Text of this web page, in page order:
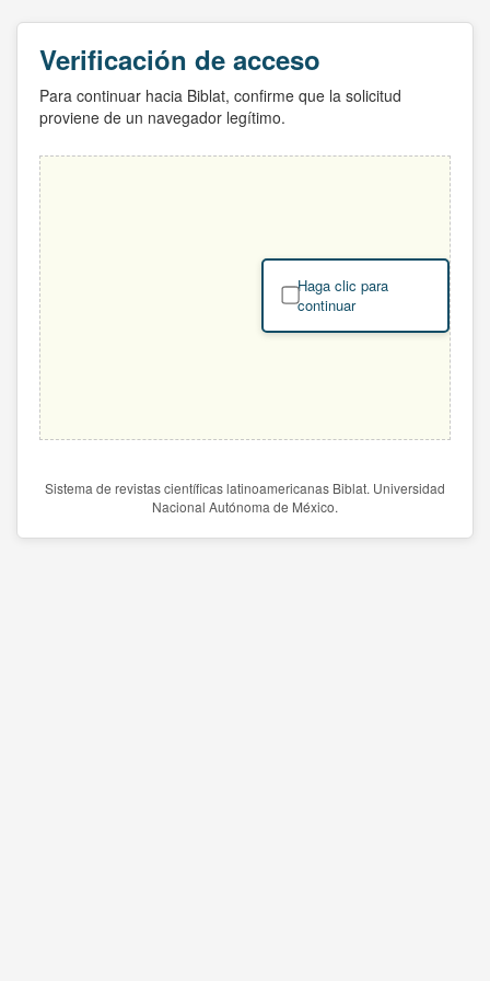
Verificación de acceso
Para continuar hacia Biblat, confirme que la solicitud
proviene de un navegador legítimo.
Haga clic para
continuar
Sistema de revistas científicas latinoamericanas Biblat. Universidad
Nacional Autónoma de México.